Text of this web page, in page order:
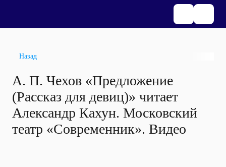
Назад
А. П. Чехов «Предложение
(Рассказ для девиц)» читает
Александр Кахун. Московский
театр «Современник». Видео